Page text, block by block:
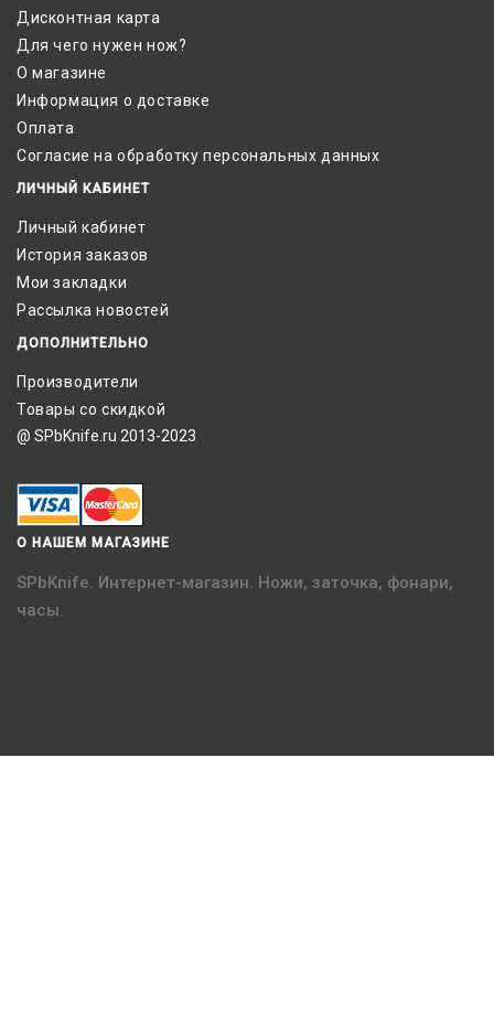
Дисконтная карта
Для чего нужен нож?
О магазине
Информация о доставке
Оплата
Согласие на обработку персональных данных
ЛИЧНЫЙ КАБИНЕТ
Личный кабинет
История заказов
Мои закладки
Рассылка новостей
ДОПОЛНИТЕЛЬНО
Производители
Товары со скидкой
@ SPbKnife.ru 2013-2023
О НАШЕМ МАГАЗИНЕ
SPbKnife. Интернет-магазин. Ножи, заточка, фонари,
часы.